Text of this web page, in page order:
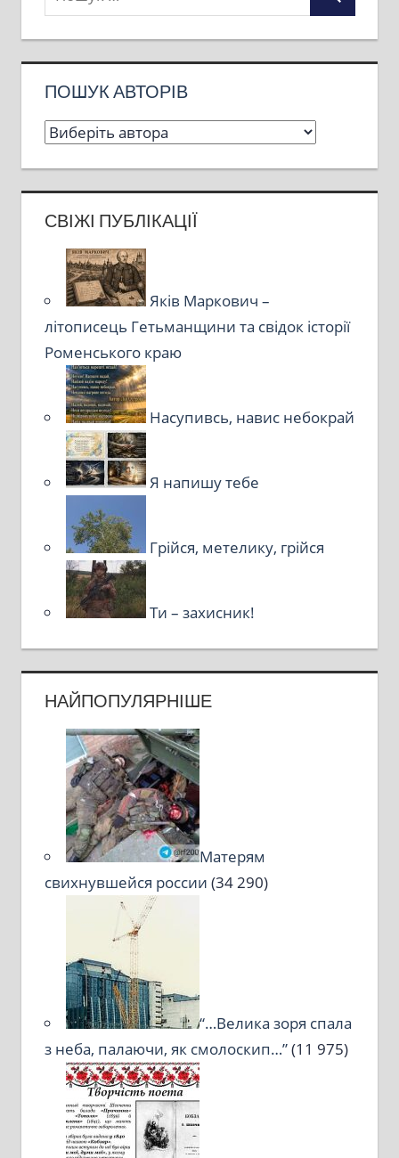
ПОШУК АВТОРІВ
СВІЖІ ПУБЛІКАЦІЇ
Яків Маркович –
літописець Гетьманщини та свідок історії
Роменського краю
Насупивсь, навис небокрай
Я напишу тебе
Грійся, метелику, грійся
Ти – захисник!
НАЙПОПУЛЯРНІШЕ
Матерям
свихнувшейся россии (34 290)
“…Велика зоря спала
з неба, палаючи, як смолоскип…”(11 975)